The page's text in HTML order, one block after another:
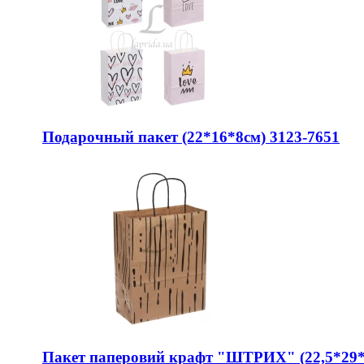
Подарочный пакет (22*16*8см) 3123-7651
Пакет паперовий крафт "ШТРИХ"